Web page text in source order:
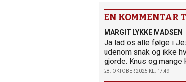
EN KOMMENTAR
MARGIT LYKKE MADSEN
Ja lad os alle følge i
udenom snak og ikke
gjorde. Knus og
28. OKTOBER 2025 KL. 17:49